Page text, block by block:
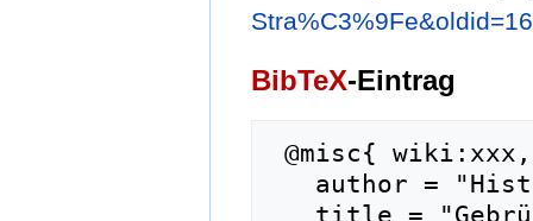
BibTeX-Eintrag